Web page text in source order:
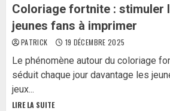
Coloriage fortnite : stimuler
jeunes fans à imprimer
PATRICK 19 DÉCEMBRE 2025
Le phénomène autour du coloriage
séduit chaque jour davantage les
jeux...
LIRE LA SUITE